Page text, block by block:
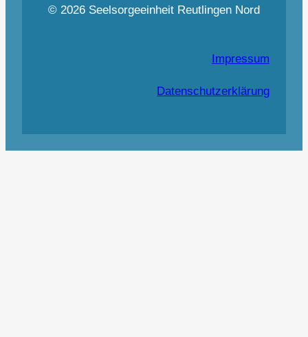
© 2026 Seelsorgeeinheit Reutlingen Nord
Impressum
Datenschutzerklärung